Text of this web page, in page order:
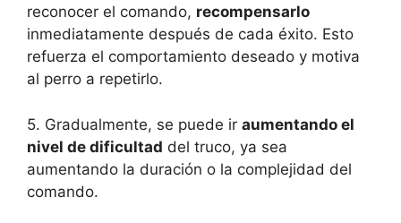
reconocer el comando, recompensarlo
inmediatamente después de cada éxito. Esto
refuerza el comportamiento deseado y motiva
al perro a repetirlo.
5. Gradualmente, se puede ir aumentando el
nivel de dificultad del truco, ya sea
aumentando la duración o la complejidad del
comando.